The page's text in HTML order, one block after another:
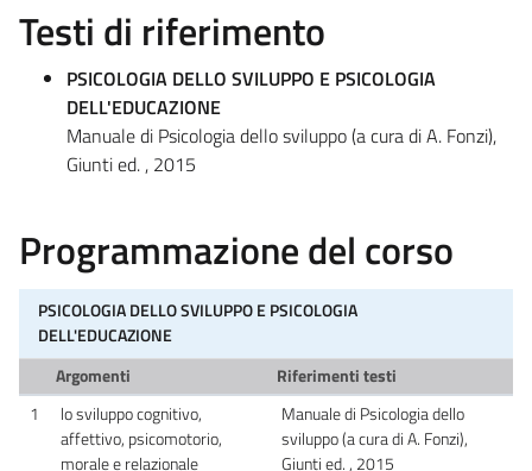
Testi di riferimento
PSICOLOGIA DELLO SVILUPPO E PSICOLOGIA
DELL'EDUCAZIONE
Manuale di Psicologia dello sviluppo (a cura di A. Fonzi),
Giunti ed. , 2015
Programmazione del corso
PSICOLOGIA DELLO SVILUPPO E PSICOLOGIA
DELL'EDUCAZIONE
Argomenti
Riferimenti testi
1
lo sviluppo cognitivo,
affettivo, psicomotorio,
morale e relazionale
Manuale di Psicologia dello
sviluppo (a cura di A. Fonzi),
Giunti ed. , 2015